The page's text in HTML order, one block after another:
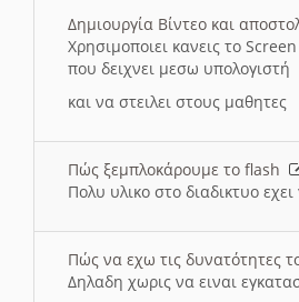
Δημιουργία Βίντεο και
Χρησιμοποιει κανεις το
που δειχνει μεσω υπολογιστή
και να στειλει στους μαθητες
Πώς ξεμπλοκάρουμε το flash
Πολυ υλικο στο διαδικτυο
Πώς να εχω τις δυνατότητες
Δηλαδη χωρις να ειναι